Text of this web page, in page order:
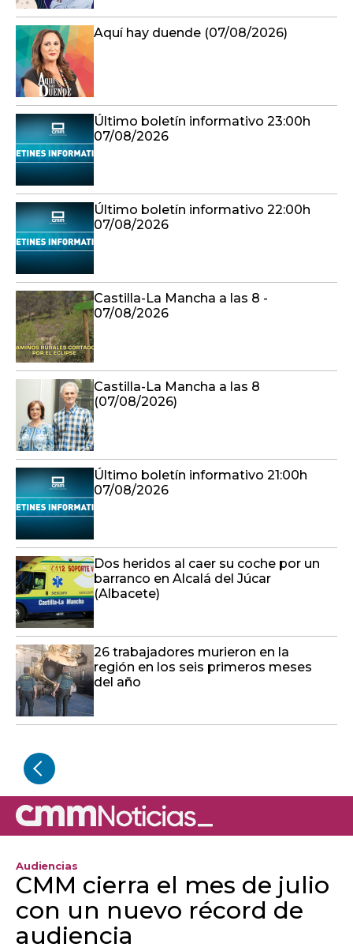
Aquí hay duende (07/08/2026)
Último boletín informativo 23:00h
07/08/2026
Último boletín informativo 22:00h
07/08/2026
Castilla-La Mancha a las 8 -
07/08/2026
Castilla-La Mancha a las 8
(07/08/2026)
Último boletín informativo 21:00h
07/08/2026
Dos heridos al caer su coche por un
barranco en Alcalá del Júcar
(Albacete)
26 trabajadores murieron en la
región en los seis primeros meses
del año
Audiencias
CMM cierra el mes de julio
con un nuevo récord de
audiencia